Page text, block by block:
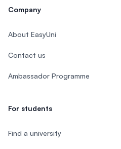
Company
About EasyUni
Contact us
Ambassador Programme
For students
Find a university